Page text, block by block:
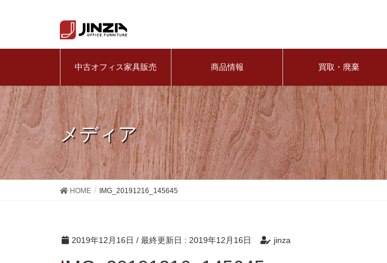
中古オフィス家具販売 商品情報 買取・廃棄
メディア
HOME IMG_20191216_145645
2019年12月16日 / 最終更新日 : 2019年12月16日 jinza